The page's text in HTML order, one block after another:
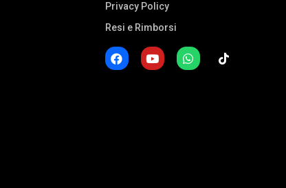
Privacy Policy
Resi e Rimborsi